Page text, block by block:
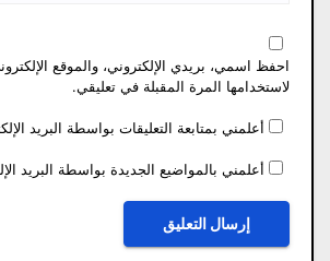
احفظ اسمي، بريدي الإلكتروني، والموقع
لاستخدامها المرة المقبلة في تعليقي.
أعلمني بمتابعة التعليقات بواسطة البريد
أعلمني بالمواضيع الجديدة بواسطة البريد